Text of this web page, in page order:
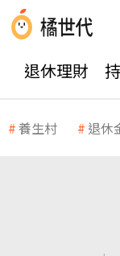
退休理財
養生村 退休